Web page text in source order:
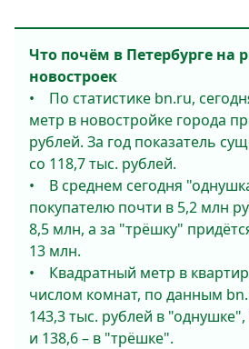
Что почём в Петербурге на
новостроек
• По статистике bn.ru,
метр в новостройке города
рублей. За год показатель
со 118,7 тыс. рублей.
• В среднем сегодня
покупателю почти в 5,2 млн
8,5 млн, а за "трёшку"
13 млн.
• Квадратный метр в
числом комнат, по данным
143,3 тыс. рублей в
и 138,6 – в "трёшке".